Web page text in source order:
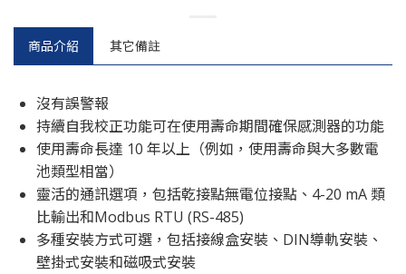
商品介紹 其它備註
沒有誤警報
持續自我校正功能可在使用壽命期間確保感測器的功能
使用壽命長達 10 年以上（例如，使用壽命與大多數電
池類型相當）
靈活的通訊選項，包括乾接點無電位接點、4-20 mA 類
比輸出和Modbus RTU (RS-485)
多種安裝方式可選，包括接線盒安裝、DIN導軌安裝、
壁掛式安裝和磁吸式安裝